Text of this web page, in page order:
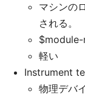
マシンの
される。
軽い
Instrument
物理デバ